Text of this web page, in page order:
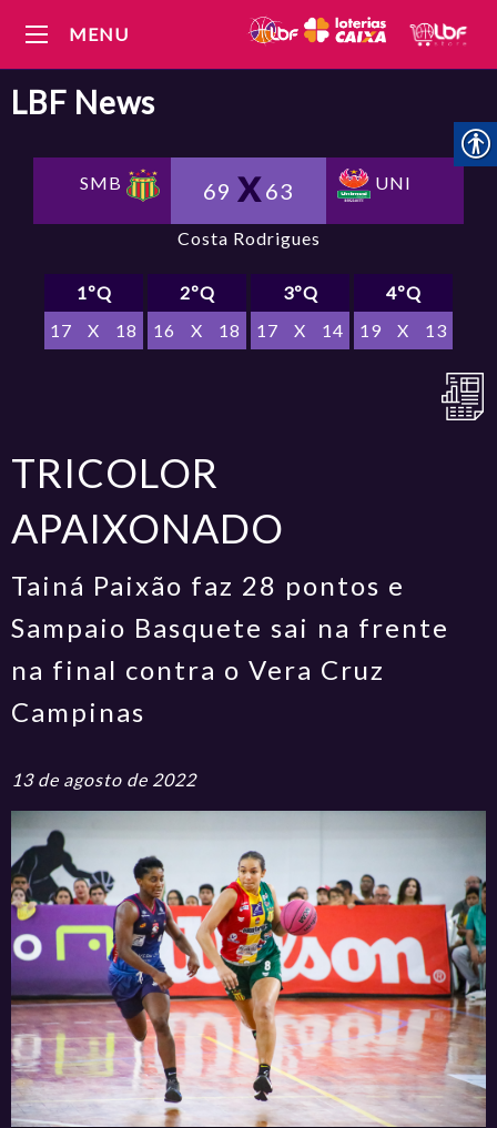
MENU
LBF News
SMB 69 63 UNI
Costa Rodrigues
1ºQ
17
X 18
2ºQ
16
X 18
3ºQ
17
X 14
4ºQ
19
X 13
TRICOLOR
APAIXONADO
Tainá Paixão faz 28 pontos e
Sampaio Basquete sai na frente
na final contra o Vera Cruz
Campinas
13 de agosto de 2022